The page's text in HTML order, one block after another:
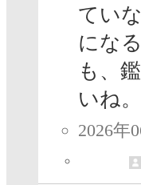
てい
にな
も、
いね。
2026年